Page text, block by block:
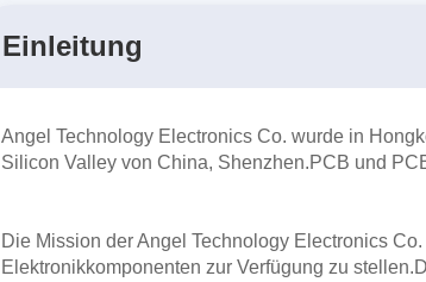
Einleitung
Angel Technology Electronics Co. wurde in
Silicon Valley von China, Shenzhen.PCB und
Die Mission der Angel Technology Electronics
Elektronikkomponenten zur Verfügung zu